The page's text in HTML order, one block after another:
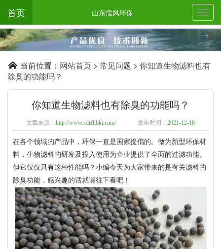
首页 山东儒风环保
当前位置： 网站首页 > 常见问题 > 你知道生物滤料也有
除臭的功能吗？
你知道生物滤料也有除臭的功能吗？
文章来源： http://www.sdrfhbkj.com/ 发布时间： 2021-12-18
在各个领域的产品中，环保一直是国家提倡的。做为新型环保材
料，生物滤料的研发及投入使用为企业提供了全面的过滤功能。
但它仅仅只有这种性能吗？小编今天为大家带来的是有关滤料的
除臭功能，感兴趣的话就请往下看吧！